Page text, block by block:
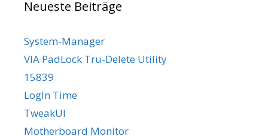
Neueste Beiträge
System-Manager
VIA PadLock Tru-Delete Utility
15839
LogIn Time
TweakUI
Motherboard Monitor